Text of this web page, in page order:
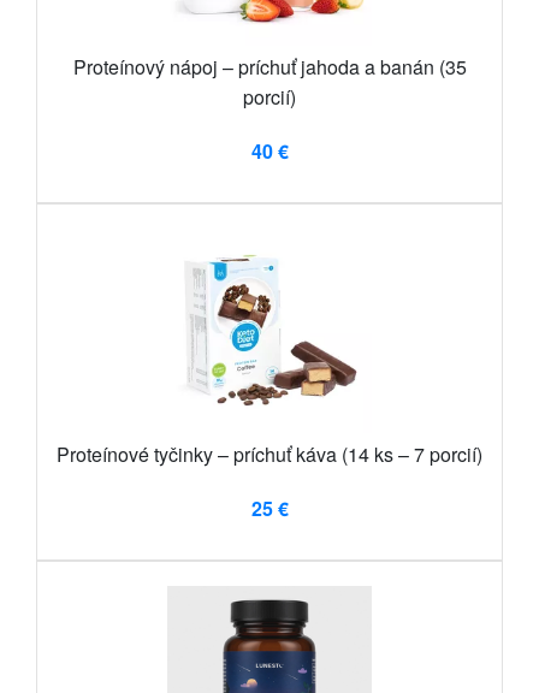
Proteínový nápoj – príchuť jahoda a banán (35
porcií)
40 €
Proteínové tyčinky – príchuť káva (14 ks – 7 porcií)
25 €